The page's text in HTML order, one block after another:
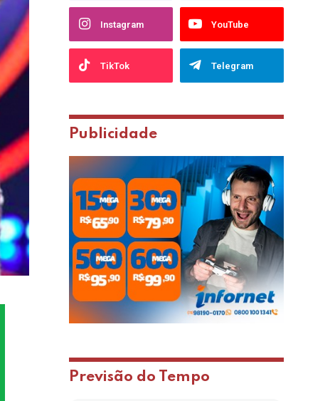
Instagram YouTube
TikTok Telegram
Publicidade
Previsão do Tempo